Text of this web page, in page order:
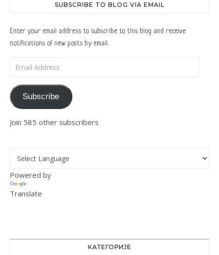
SUBSCRIBE TO BLOG VIA EMAIL
Enter your email address to subscribe to this blog and receive
notifications of new posts by email.
Subscribe
Join 585 other subscribers
Powered by
Translate
КАТЕГОРИЈЕ